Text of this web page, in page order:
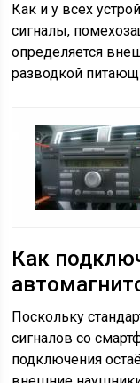
Как и у всех
сигналы,
определяется
разводкой
Как
Поскольку
сигналов со
подключения